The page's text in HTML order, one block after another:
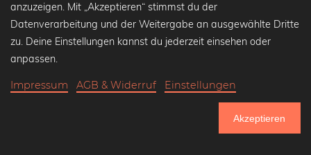
The lonely tree Arktis
Wandbilder ab15,90 €
anzuzeigen. Mit „Akzeptieren“ stimmst du der
Datenverarbeitung und der Weitergabe an ausgewählte Dritte
zu. Deine Einstellungen kannst du jederzeit einsehen oder
anpassen.
Impressum AGB & Widerruf Einstellungen
Akzeptieren